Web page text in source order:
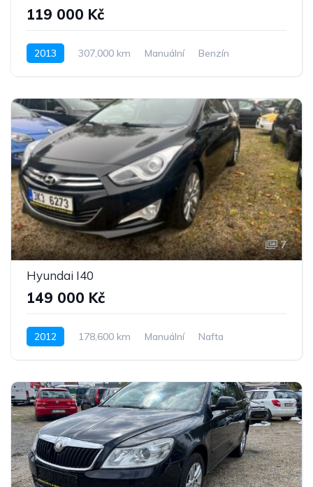
119 000 Kč
2013 307,000 km Manuální
Benzín
7
Hyundai I40
149 000 Kč
2012 178,600 km Manuální
Nafta